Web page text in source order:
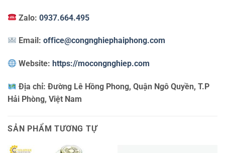
Zalo:0937.664.495
Email:office@congnghiephaiphong.com
Website: https://mocongnghiep.com
Địa chỉ:Đường Lê Hồng Phong, Quận Ngô Quyền, T.P
Hải Phòng, Việt Nam
SẢN PHẨM TƯƠNG TỰ